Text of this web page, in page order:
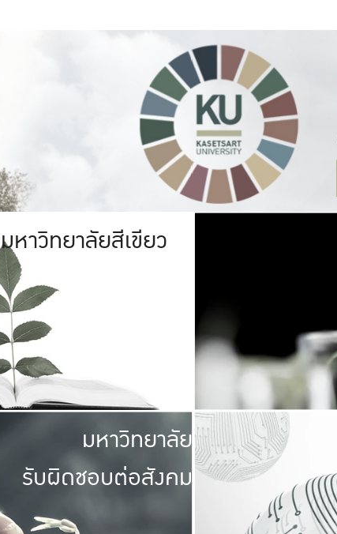
มหาวิทยาลัยสีเขียว
มหาวิทยาลัย
รับผิดชอบต่อสังคม